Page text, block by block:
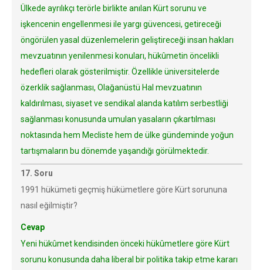
Ülkede ayrılıkçı terörle birlikte anılan Kürt sorunu ve
işkencenin engellenmesi ile yargı güvencesi, getireceği
öngörülen yasal düzenlemelerin geliştireceği insan hakları
mevzuatının yenilenmesi konuları, hükûmetin öncelikli
hedefleri olarak gösterilmiştir. Özellikle üniversitelerde
özerklik sağlanması, Olağanüstü Hal mevzuatının
kaldırılması, siyaset ve sendikal alanda katılım serbestliği
sağlanması konusunda umulan yasaların çıkartılması
noktasında hem Mecliste hem de ülke gündeminde yoğun
tartışmaların bu dönemde yaşandığı görülmektedir.
17. Soru
1991 hükümeti geçmiş hükümetlere göre Kürt sorununa
nasıl eğilmiştir?
Cevap
Yeni hükûmet kendisinden önceki hükûmetlere göre Kürt
sorunu konusunda daha liberal bir politika takip etme kararı